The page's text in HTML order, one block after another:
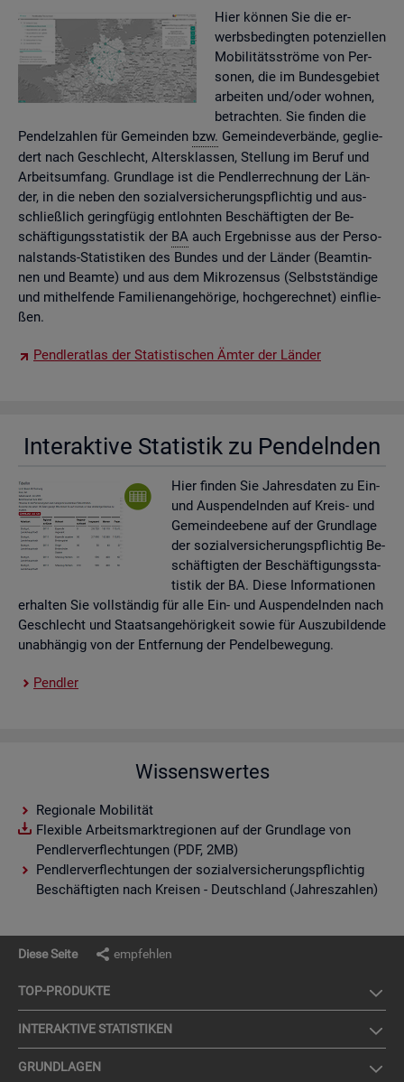
Hier kön­nen Sie die er­
werbs­be­ding­ten po­ten­zi­el­len
Mo­bi­li­täts­strö­me von Per­
so­nen, die im Bun­des­ge­biet
ar­bei­ten und/oder woh­nen,
be­trach­ten. Sie fin­den die
Pen­del­zah­len für Ge­mein­den bzw. Ge­mein­de­ver­bän­de, ge­glie­
dert nach Ge­schlecht, Al­ters­klas­sen, Stel­lung im Beruf und
Ar­beits­um­fang. Grund­la­ge ist die Pend­ler­rech­nung der Län­
der, in die neben den so­zi­al­ver­si­che­rungs­pflich­tig und aus­
schlie­ß­lich ge­ring­fü­gig ent­lohn­ten Be­schäf­tig­ten der Be­
schäf­ti­gungs­sta­tis­tik der BA auch Er­geb­nis­se aus der Per­so­
nal­stands-Sta­tis­ti­ken des Bun­des und der Län­der (Be­am­tin­
nen und Be­am­te) und aus dem Mi­kro­zen­sus (Selbst­stän­di­ge
und mit­hel­fen­de Fa­mi­li­en­an­ge­hö­ri­ge, hoch­ge­rech­net) ein­flie­
ßen.
Pend­ler­at­las der Sta­tis­ti­schen Ämter der Län­der
In­ter­ak­ti­ve Sta­tis­tik zu Pen­deln­den
Hier fin­den Sie Jah­res­da­ten zu Ein-
und Aus­pen­deln­den auf Kreis- und
Ge­mein­de­ebe­ne auf der Grund­la­ge
der so­zi­al­ver­si­che­rungs­pflich­tig Be­
schäf­tig­ten der Be­schäf­ti­gungs­sta­
tis­tik der BA. Diese In­for­ma­tio­nen
er­hal­ten Sie voll­stän­dig für alle Ein- und Aus­pen­deln­den nach
Ge­schlecht und Staats­an­ge­hö­rig­keit sowie für Aus­zu­bil­den­de
un­ab­hän­gig von der Ent­fer­nung der Pen­del­be­we­gung.
Pend­ler
Wissenswertes
Regionale Mobilität
Flexible Arbeitsmarktregionen auf der Grundlage von
Pendlerverflechtungen (PDF, 2MB)
Pendlerverflechtungen der sozialversicherungspflichtig
Beschäftigten nach Kreisen - Deutschland (Jahreszahlen)
Diese Seite empfehlen
TOP-PRO­DUK­TE
IN­TER­AK­TI­VE STA­TIS­TI­KEN
GRUND­LA­GEN